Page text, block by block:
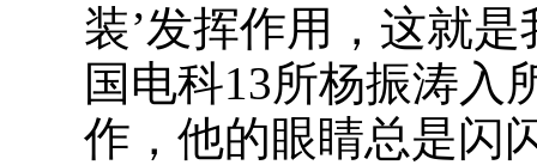
装’发挥作用，这就
国电科13所杨振涛入
作，他的眼睛总是闪